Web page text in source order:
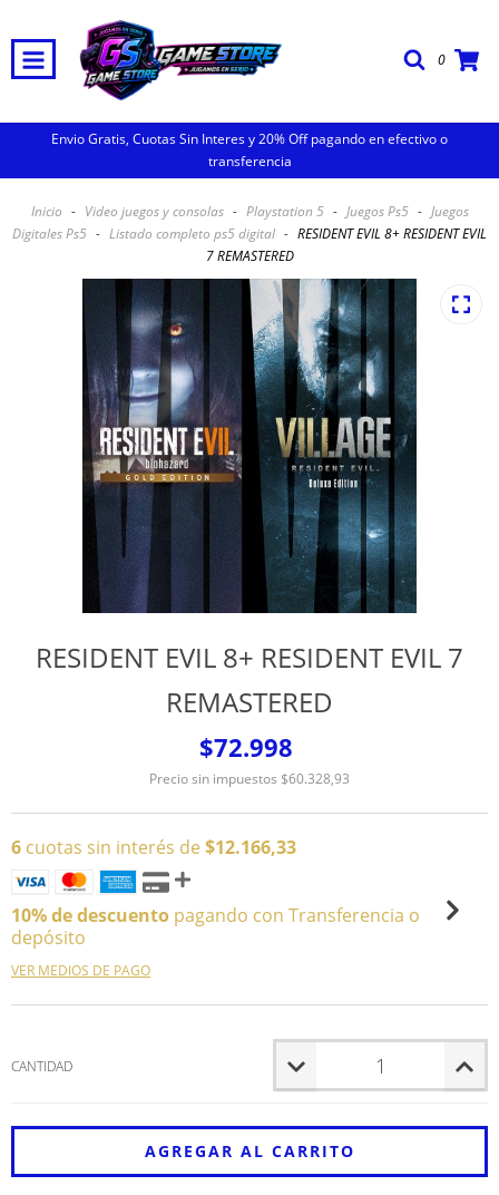
0
Envio Gratis, Cuotas Sin Interes y 20% Off pagando en efectivo o
transferencia
Inicio - Video juegos y consolas - Playstation 5 - Juegos Ps5 - Juegos
Digitales Ps5 - Listado completo ps5 digital - RESIDENT EVIL 8+ RESIDENT EVIL
7 REMASTERED
RESIDENT EVIL 8+ RESIDENT EVIL 7
REMASTERED
$72.998
Precio sin impuestos $60.328,93
6 cuotas sin interés de $12.166,33
10% de descuento pagando con Transferencia o
depósito
VER MEDIOS DE PAGO
CANTIDAD